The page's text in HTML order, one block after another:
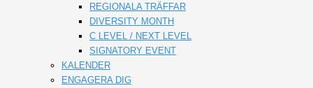
REGIONALA TRÄFFAR
DIVERSITY MONTH
C LEVEL / NEXT LEVEL
SIGNATORY EVENT
KALENDER
ENGAGERA DIG